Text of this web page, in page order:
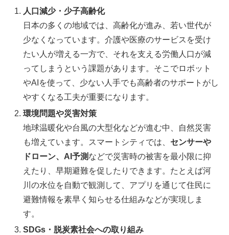
人口減少・少子高齢化
日本の多くの地域では、高齢化が進み、若い世代が
少なくなっています。介護や医療のサービスを受け
たい人が増える一方で、それを支える労働人口が減
ってしまうという課題があります。そこでロボット
やAIを使って、少ない人手でも高齢者のサポートがし
やすくなる工夫が重要になります。
環境問題や災害対策
地球温暖化や台風の大型化などが進む中、自然災害
も増えています。スマートシティでは、 センサーや
ドローン、AI予測 などで災害時の被害を最小限に抑
えたり、早期避難を促したりできます。たとえば河
川の水位を自動で観測して、アプリを通じて住民に
避難情報を素早く知らせる仕組みなどが実現しま
す。
SDGs・脱炭素社会への取り組み